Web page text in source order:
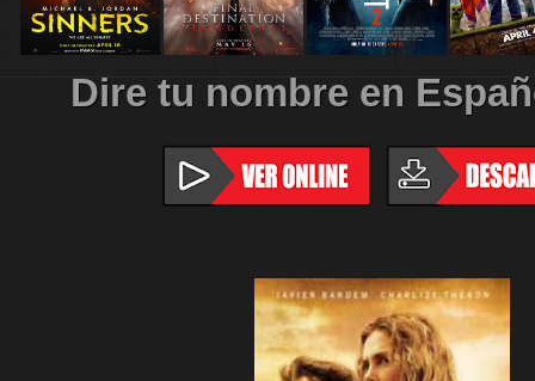
Dire tu nombre en